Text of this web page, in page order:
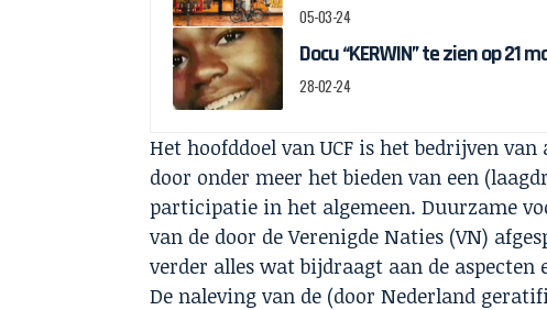
05-03-24
Docu “KERWIN” te zien op
28-02-24
Het hoofddoel van UCF is het bedrijven
door onder meer het bieden van een
participatie in het algemeen. Duurzame
van de door de Verenigde Naties (VN)
verder alles wat bijdraagt aan de
De naleving van de (door Nederland